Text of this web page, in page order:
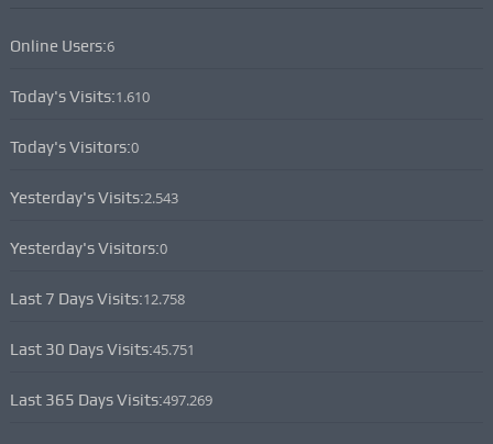
Online Users:6
Today's Visits:1.610
Today's Visitors:0
Yesterday's Visits:2.543
Yesterday's Visitors:0
Last 7 Days Visits:12.758
Last 30 Days Visits:45.751
Last 365 Days Visits:497.269